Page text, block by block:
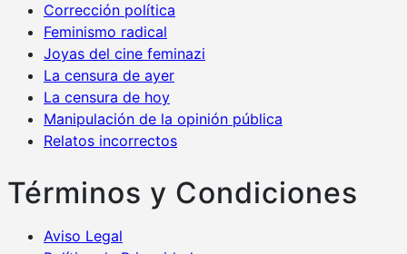
Corrección política
Feminismo radical
Joyas del cine feminazi
La censura de ayer
La censura de hoy
Manipulación de la opinión pública
Relatos incorrectos
Términos y Condiciones
Aviso Legal